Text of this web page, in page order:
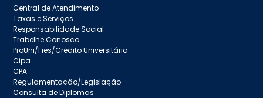
Central de Atendimento
Taxas e Serviços
Responsabilidade Social
Trabelhe Conosco
ProUni/Fies/Crédito Universitário
Cipa
CPA
Regulamentação/Legislação
Consulta de Diplomas